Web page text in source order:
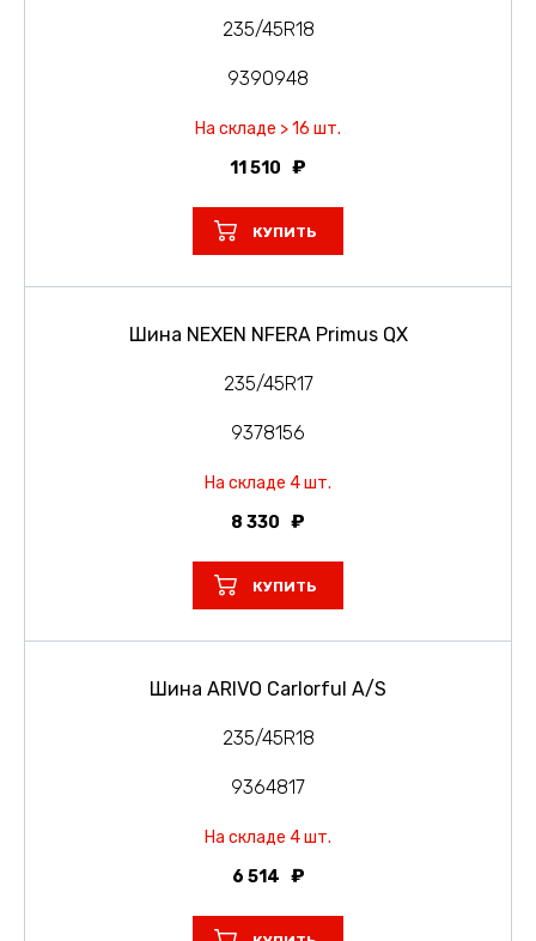
235/45R18
9390948
На складе > 16 шт.
11 510
КУПИТЬ
Шина NEXEN NFERA Primus QX
235/45R17
9378156
На складе 4 шт.
8 330
КУПИТЬ
Шина ARIVO Carlorful A/S
235/45R18
9364817
На складе 4 шт.
6 514